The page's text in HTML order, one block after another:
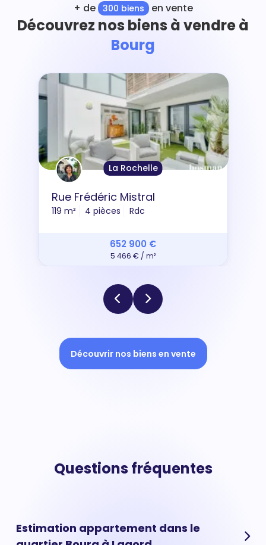
+ de 300 biens en vente
Découvrez nos biens à vendre à
Bourg
La Rochelle
Rue Frédéric Mistral
119 m² 4 pièces Rdc
652 900 €
5 466 € / m²
Découvrir nos biens en vente
Questions fréquentes
Estimation appartement dans le